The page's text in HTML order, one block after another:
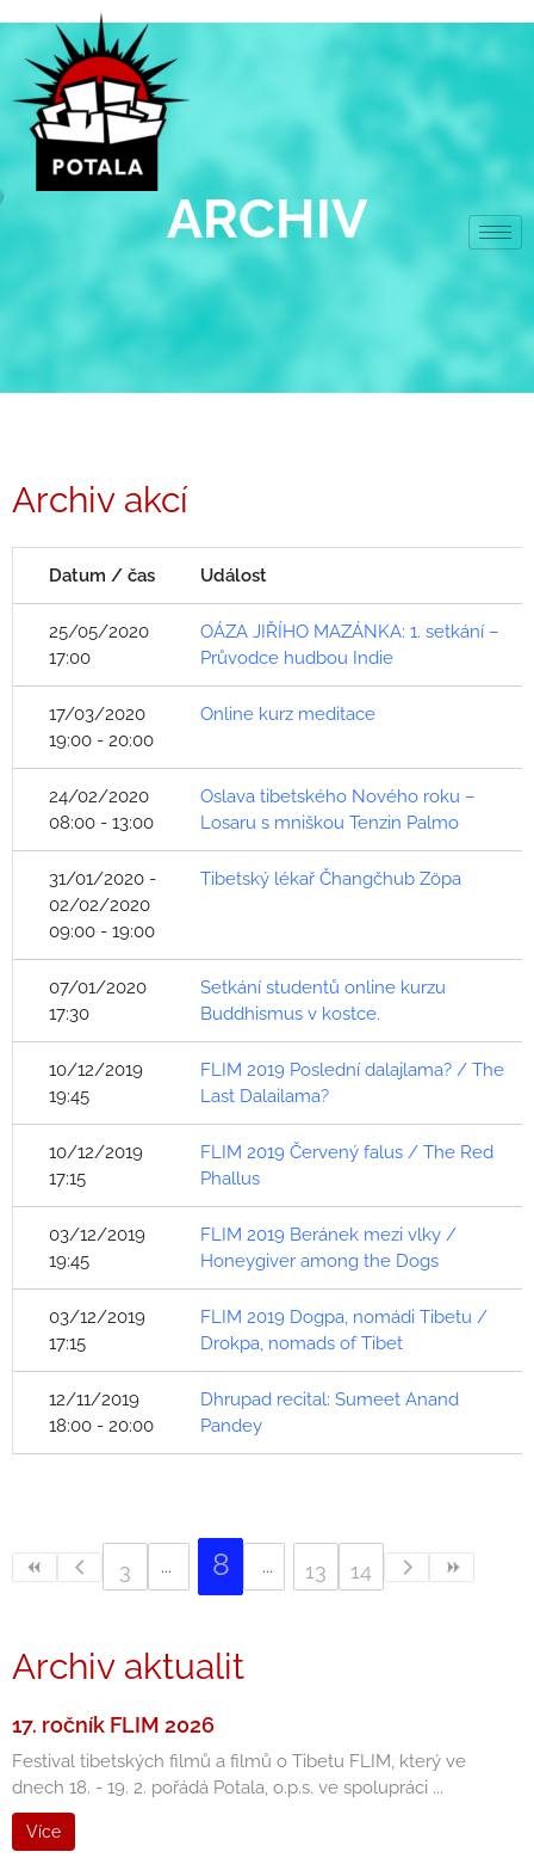
obsah
ARCHIV
Archiv akcí
Datum / čas Událost
25/05/2020
17:00
OÁZA JIŘÍHO MAZÁNKA: 1. setkání –
Průvodce hudbou Indie
17/03/2020
19:00 - 20:00
Online kurz meditace
24/02/2020
08:00 - 13:00
Oslava tibetského Nového roku –
Losaru s mniškou Tenzin Palmo
31/01/2020 -
02/02/2020
09:00 - 19:00
Tibetský lékař Čhangčhub Zöpa
07/01/2020
17:30
Setkání studentů online kurzu
Buddhismus v kostce.
10/12/2019
19:45
FLIM 2019 Poslední dalajlama? / The
Last Dalailama?
10/12/2019
17:15
FLIM 2019 Červený falus / The Red
Phallus
03/12/2019
19:45
FLIM 2019 Beránek mezi vlky /
Honeygiver among the Dogs
03/12/2019
17:15
FLIM 2019 Dogpa, nomádi Tibetu /
Drokpa, nomads of Tibet
12/11/2019
18:00 - 20:00
Dhrupad recital: Sumeet Anand
Pandey
3 8 13 14
Archiv aktualit
17. ročník FLIM 2026
Festival tibetských filmů a filmů o Tibetu FLIM, který ve
dnech 18. - 19. 2. pořádá Potala, o.p.s. ve spolupráci ...
Více